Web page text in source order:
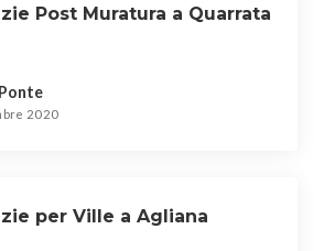
Post Muratura a Quarrata
2020
per Ville a Agliana